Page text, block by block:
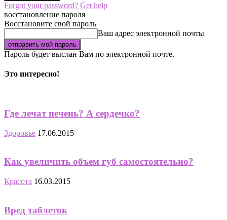
Forgot your password? Get help
восстановление пароля
Восстановите свой пароль
Ваш адрес электронной почты
Пароль будет выслан Вам по электронной почте.
Это интересно!
Где лечат печень? А сердечко?
Здоровье 17.06.2015
Как увеличить объем губ самостоятельно?
Красота 16.03.2015
Вред таблеток